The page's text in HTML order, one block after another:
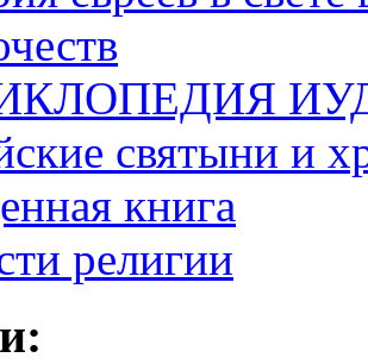
святыни и
книга
религии